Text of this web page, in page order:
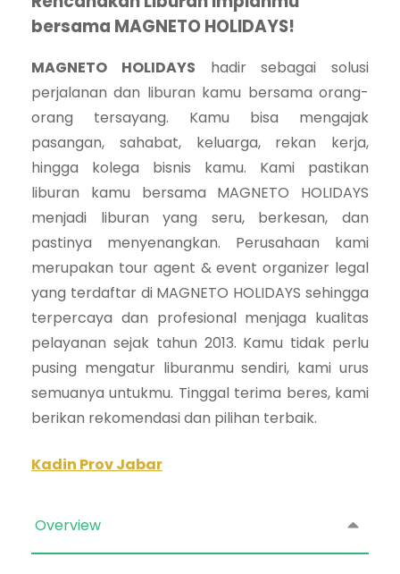
bersama MAGNETO HOLIDAYS!
MAGNETO HOLIDAYS hadir sebagai solusi
perjalanan dan liburan kamu bersama orang-
orang tersayang. Kamu bisa mengajak
pasangan, sahabat, keluarga, rekan kerja,
hingga kolega bisnis kamu. Kami pastikan
liburan kamu bersama MAGNETO HOLIDAYS
menjadi liburan yang seru, berkesan, dan
pastinya menyenangkan. Perusahaan kami
merupakan tour agent & event organizer legal
yang terdaftar di MAGNETO HOLIDAYS sehingga
terpercaya dan profesional menjaga kualitas
pelayanan sejak tahun 2013. Kamu tidak perlu
pusing mengatur liburanmu sendiri, kami urus
semuanya untukmu. Tinggal terima beres, kami
berikan rekomendasi dan pilihan terbaik.
Kadin Prov Jabar
Overview